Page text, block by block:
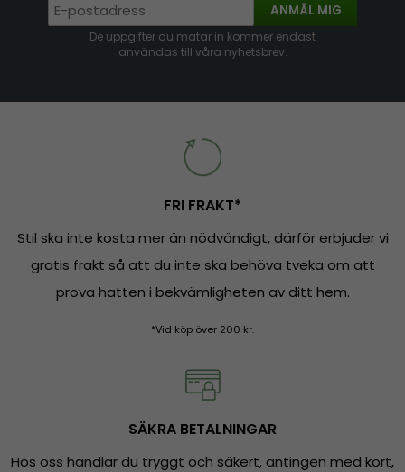
ANMÄL MIG
De uppgifter du matar in kommer endast
användas till våra nyhetsbrev.
FRI FRAKT*
Stil ska inte kosta mer än nödvändigt, därför erbjuder vi
gratis frakt så att du inte ska behöva tveka om att
prova hatten i bekvämligheten av ditt hem.
*Vid köp över 200 kr.
SÄKRA BETALNINGAR
Hos oss handlar du tryggt och säkert, antingen med kort,